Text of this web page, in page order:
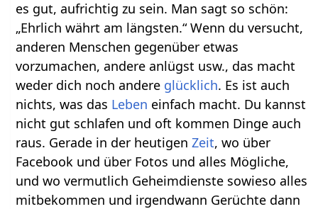
es gut, aufrichtig zu sein. Man sagt so schön:
„Ehrlich währt am längsten.“ Wenn du versucht,
anderen Menschen gegenüber etwas
vorzumachen, andere anlügst usw., das macht
weder dich noch andere glücklich. Es ist auch
nichts, was das Leben einfach macht. Du kannst
nicht gut schlafen und oft kommen Dinge auch
raus. Gerade in der heutigenZeit, wo über
Facebook und über Fotos und alles Mögliche,
und wo vermutlich Geheimdienste sowieso alles
mitbekommen und irgendwann Gerüchte dann